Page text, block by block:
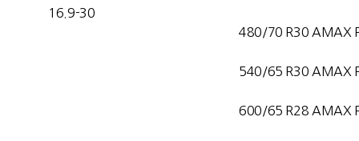
16.9-30
480/70 R30 AMAX
540/65 R30 AMAX
600/65 R28 AMAX